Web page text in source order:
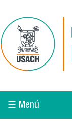
☰ Menú